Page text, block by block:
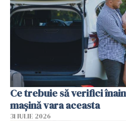
Ce trebuie să verifici
mașină vara aceasta
31 IULIE 2026